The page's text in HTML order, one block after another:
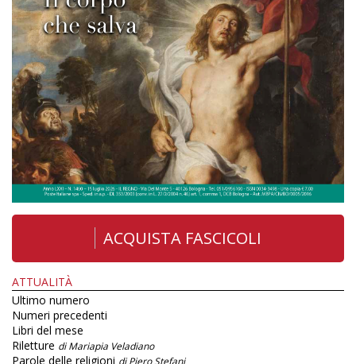
ACQUISTA FASCICOLI
ATTUALITÀ
Ultimo numero
Numeri precedenti
Libri del mese
Riletture di Mariapia Veladiano
Parole delle religioni di Piero Stefani